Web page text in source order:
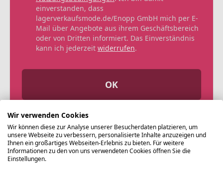
einverstanden, dass
lagerverkaufsmode.de/Enopp GmbH mich per E-
Mail über Angebote aus ihrem Geschäftsbereich
oder von Dritten informiert. Das Einverständnis
kann ich jederzeit widerrufen.
OK
Wir verwenden Cookies
Wir können diese zur Analyse unserer Besucherdaten platzieren, um
unsere Webseite zu verbessern, personalisierte Inhalte anzuzeigen und
Ihnen ein großartiges Webseiten-Erlebnis zu bieten. Für weitere
Informationen zu den von uns verwendeten Cookies öffnen Sie die
Einstellungen.